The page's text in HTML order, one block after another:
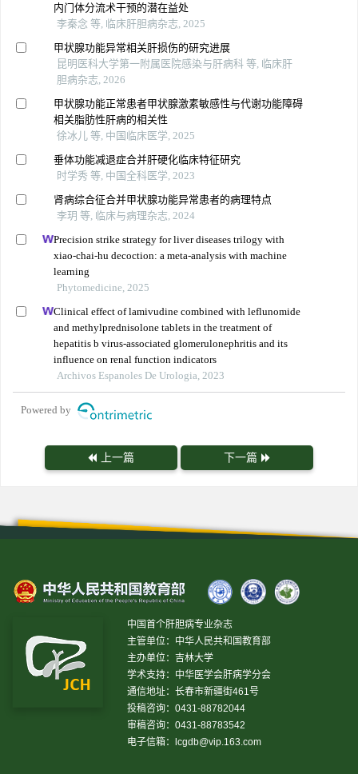
内门体分流术干预的潜在益处
李秦念 等, 临床肝胆病杂志, 2025
甲状腺功能异常相关肝损伤的研究进展
昆明医科大学第一附属医院感染与肝病科 等, 临床肝
胆病杂志, 2026
甲状腺功能正常患者甲状腺激素敏感性与代谢功能障碍
相关脂肪性肝病的相关性
徐冰儿 等, 中国临床医学, 2025
垂体功能减退症合并肝硬化临床特征研究
时学秀 等, 中国全科医学, 2023
肾病综合征合并甲状腺功能异常患者的病理特点
李玥 等, 临床与病理杂志, 2024
Precision strike strategy for liver diseases trilogy with
xiao-chai-hu decoction: a meta-analysis with machine
learning
Phytomedicine, 2025
Clinical effect of lamivudine combined with leflunomide
and methylprednisolone tablets in the treatment of
hepatitis b virus-associated glomerulonephritis and its
influence on renal function indicators
Archivos Espanoles De Urologia, 2023
Powered by
上一篇 下一篇
中国首个肝胆病专业杂志
主管单位：中华人民共和国教育部
主办单位：吉林大学
学术支持：中华医学会肝病学分会
通信地址：长春市新疆街461号
投稿咨询：0431-88782044
审稿咨询：0431-88783542
电子信箱：
lcgdb@vip.163.com